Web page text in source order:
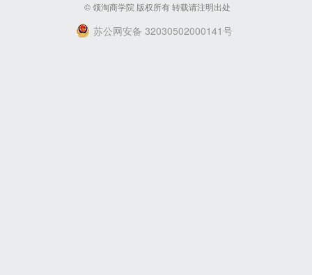
© 领淘商学院 版权所有 转载请注明出处
苏公网安备 32030502000141号